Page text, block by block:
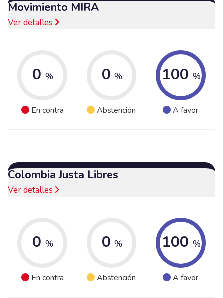
Movimiento MIRA
Ver detalles
0 %
En contra
0 %
Abstención
100 %
A favor
Colombia Justa Libres
Ver detalles
0 %
En contra
0 %
Abstención
100 %
A favor